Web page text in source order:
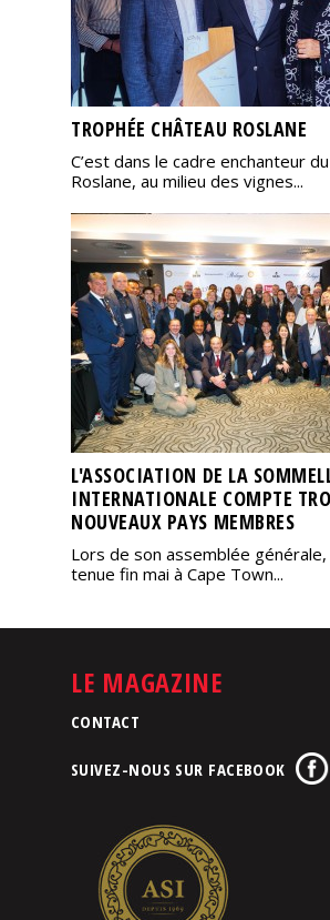
TROPHÉE CHÂTEAU ROSLANE
C’est dans le cadre enchanteur
Roslane, au milieu des vignes...
L'ASSOCIATION DE LA
INTERNATIONALE COMPTE
NOUVEAUX PAYS MEMBRES
Lors de son assemblée
tenue fin mai à Cape Town...
LE MAGAZINE
CONTACT
SUIVEZ-NOUS SUR FACEBOOK